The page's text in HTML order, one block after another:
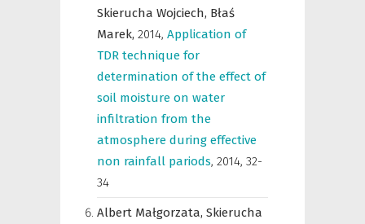
Skierucha Wojciech, Błaś
Marek, 2014, Application of
TDR technique for
determination of the effect of
soil moisture on water
infiltration from the
atmosphere during effective
non rainfall pariods, 2014, 32-
34
Albert Małgorzata, Skierucha